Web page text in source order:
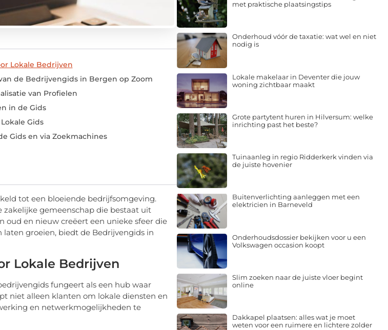
Lokale Bedrijven
de Bedrijvengids in Bergen op Zoom
van Profielen
in de Gids
Gids
Gids en via Zoekmachines
tot een bloeiende bedrijfsomgeving.
zakelijke gemeenschap die bestaat uit
oud en nieuw creëert een unieke sfeer die
groeien, biedt de Bedrijvengids in
Lokale Bedrijven
fungeert als een hub waar
niet alleen klanten om lokale diensten en
en netwerkmogelijkheden te
met praktische plaatsingstips
Onderhoud vóór de taxatie: wat wel en niet
nodig is
Lokale makelaar in Deventer die jouw
woning zichtbaar maakt
Grote partytent huren in Hilversum: welke
inrichting past het beste?
Tuinaanleg in regio Ridderkerk vinden via
de juiste hovenier
Buitenverlichting aanleggen met een
elektricien in Barneveld
Onderhoudsdossier bekijken voor u een
Volkswagen occasion koopt
Slim zoeken naar de juiste vloer begint
online
Dakkapel plaatsen: alles wat je moet
weten voor een ruimere en lichtere zolder